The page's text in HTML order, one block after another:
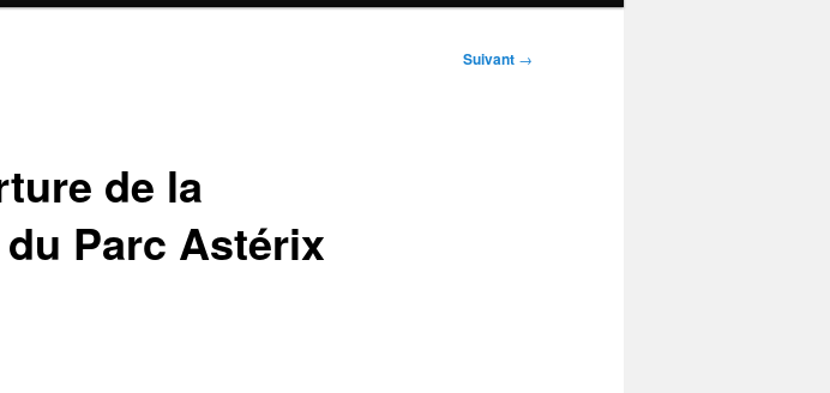
Suivant →
de la
Parc Astérix